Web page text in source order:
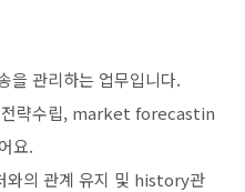
을 관리하는 업무입니다.
전략수립, market forecastin
요.
와의 관계 유지 및 history관